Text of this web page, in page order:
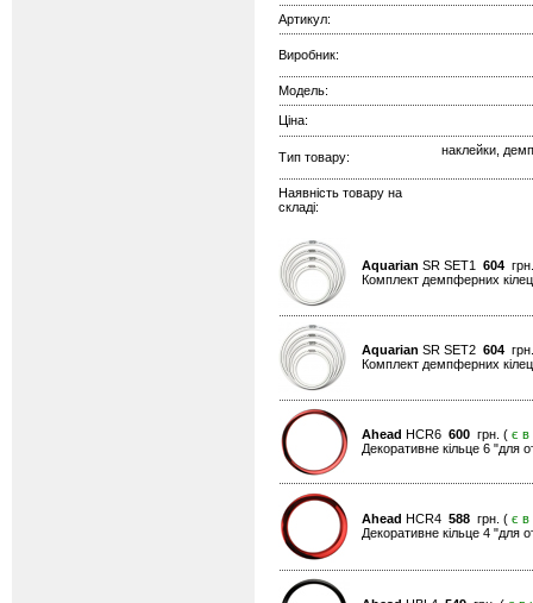
Артикул:
Виробник:
Модель:
Ціна:
Тип товару: наклейки,
Наявність товару на
складі:
Aquarian SR SET1 604
Комплект демпферних
Aquarian SR SET2 604
Комплект демпферних
Ahead HCR6 600 грн. ( є в
Декоративне кільце 6 "для
Ahead HCR4 588 грн. ( є в
Декоративне кільце 4 "для